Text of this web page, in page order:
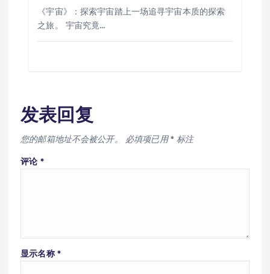
《宇宙》：探索宇宙踏上一场追寻宇宙本质的探索
之旅。 宇宙究竟…
发表回复
您的邮箱地址不会被公开。 必填项已用* 标注
评论 *
显示名称 *